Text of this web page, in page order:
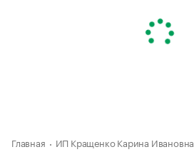
Главная ИП Кращенко Карина Ивановна